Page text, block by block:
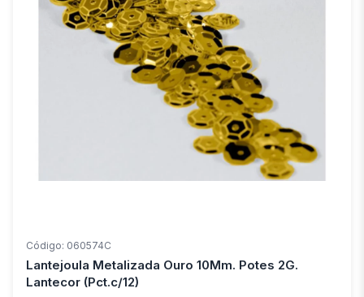
Código: 060574C
Lantejoula Metalizada Ouro 10Mm. Potes 2G.
Lantecor (Pct.c/12)